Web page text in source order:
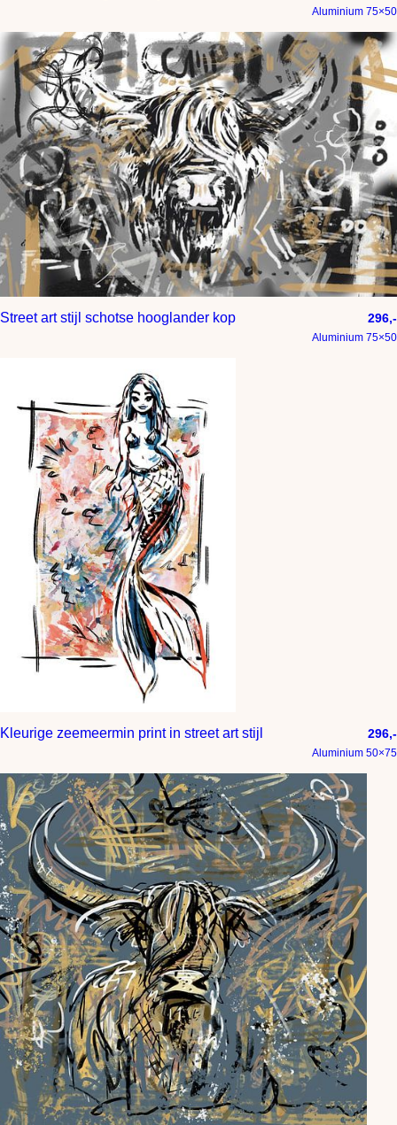
Aluminium 75×50
Street art stijl schotse hooglander kop 296,-
Aluminium 75×50
Kleurige zeemeermin print in street art stijl 296,-
Aluminium 50×75